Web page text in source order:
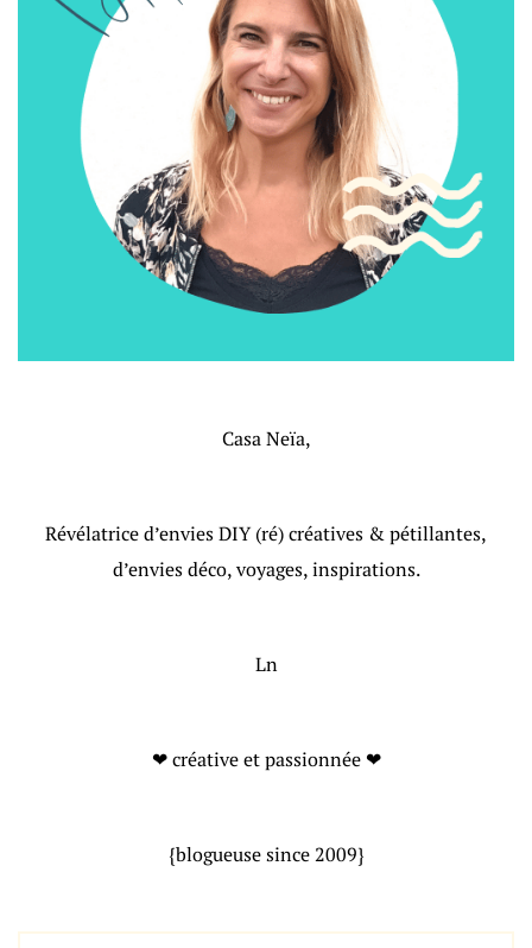
Casa Neïa,
Révélatrice d’envies DIY (ré) créatives & pétillantes,
d’envies déco, voyages, inspirations.
Ln
❤ créative et passionnée ❤
{blogueuse since 2009}